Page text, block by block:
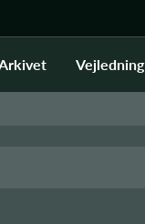
Vejledning